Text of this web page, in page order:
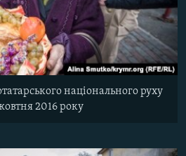
національного руху
2016 року